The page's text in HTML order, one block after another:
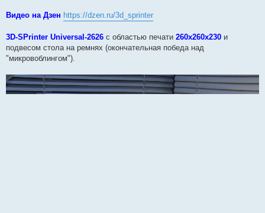
Видео на Дзен https://dzen.ru/3d_sprinter
3D-SPrinter Universal-2626 с областью печати 260х260х230 и
подвесом стола на ремнях (окончательная победа над
"микровоблингом").